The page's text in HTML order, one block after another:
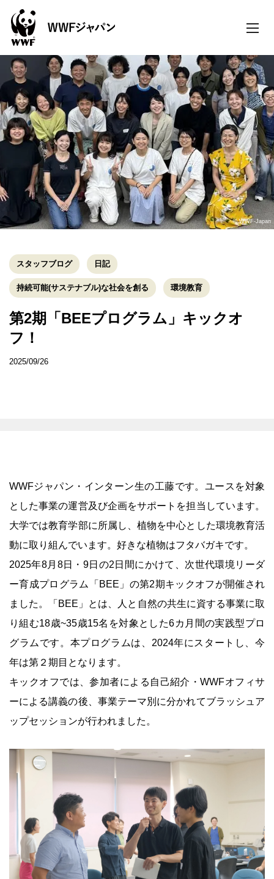
toggle
© WWF-Japan
スタッフブログ 日記
持続可能(サステナブル)な社会を創る 環境教育
第2期「BEEプログラム」キックオ
フ！
2025/09/26
WWFジャパン・インターン生の工藤です。ユースを対象
とした事業の運営及び企画をサポートを担当しています。
大学では教育学部に所属し、植物を中心とした環境教育活
動に取り組んでいます。好きな植物はフタバガキです。
2025年8月8日・9日の2日間にかけて、次世代環境リーダ
ー育成プログラム「BEE」の第2期キックオフが開催され
ました。「BEE」とは、人と自然の共生に資する事業に取
り組む18歳~35歳15名を対象とした6カ月間の実践型プロ
グラムです。本プログラムは、2024年にスタートし、今
年は第２期目となります。
キックオフでは、参加者による自己紹介・WWFオフィサ
ーによる講義の後、事業テーマ別に分かれてブラッシュア
ップセッションが行われました。